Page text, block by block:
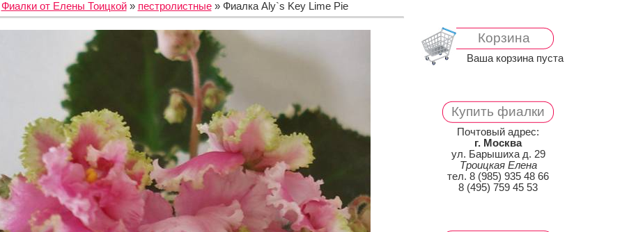
Фиалки от Елены Тоицкой» пестролистные» Фиалка Aly`s Key Lime Pie
Корзина
Ваша корзина пуста
Купить фиалки
Почтовый адрес:
г. Москва
ул. Барышиха д. 29
Троицкая Елена
тел. 8 (985) 935 48 66
8 (495) 759 45 53